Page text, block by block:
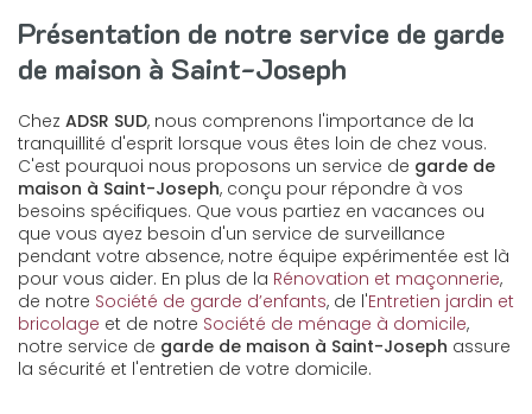
Présentation de notre service de garde
de maison à Saint-Joseph
Chez ADSR SUD, nous comprenons l'importance de la
tranquillité d'esprit lorsque vous êtes loin de chez vous.
C'est pourquoi nous proposons un service de garde de
maison à Saint-Joseph, conçu pour répondre à vos
besoins spécifiques. Que vous partiez en vacances ou
que vous ayez besoin d'un service de surveillance
pendant votre absence, notre équipe expérimentée est là
pour vous aider. En plus de la Rénovation et maçonnerie,
de notre Société de garde d’enfants, de l'Entretien jardin et
bricolage et de notre Société de ménage à domicile,
notre service de garde de maison à Saint-Joseph assure
la sécurité et l'entretien de votre domicile.